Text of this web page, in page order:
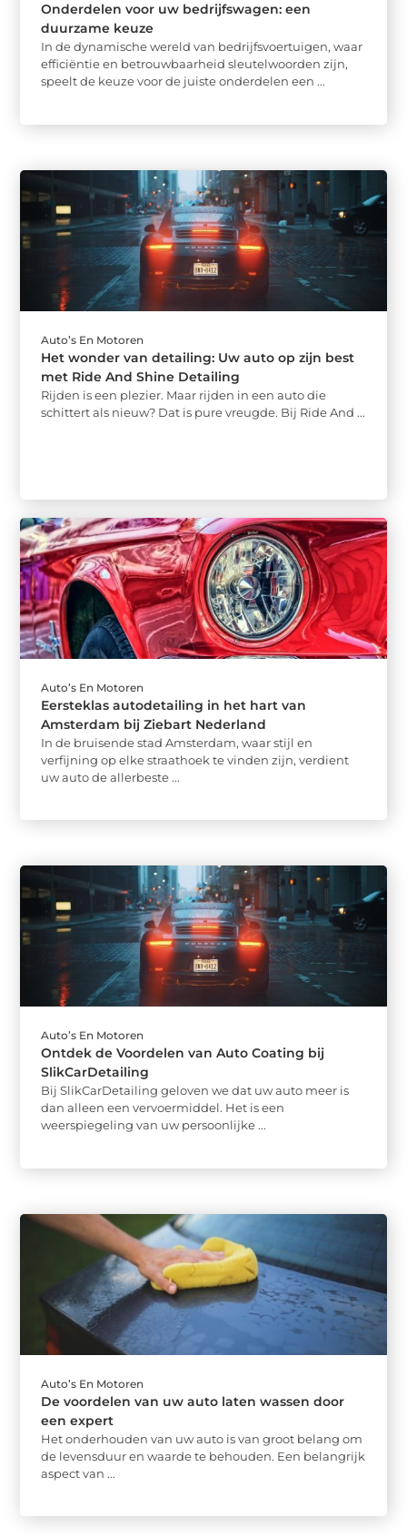
Onderdelen voor uw bedrijfswagen: een
duurzame keuze
In de dynamische wereld van bedrijfsvoertuigen, waar
efficiëntie en betrouwbaarheid sleutelwoorden zijn,
speelt de keuze voor de juiste onderdelen een ...
Auto’s En Motoren
Het wonder van detailing: Uw auto op zijn best
met Ride And Shine Detailing
Rijden is een plezier. Maar rijden in een auto die
schittert als nieuw? Dat is pure vreugde. Bij Ride And ...
Auto’s En Motoren
Eersteklas autodetailing in het hart van
Amsterdam bij Ziebart Nederland
In de bruisende stad Amsterdam, waar stijl en
verfijning op elke straathoek te vinden zijn, verdient
uw auto de allerbeste ...
Auto’s En Motoren
Ontdek de Voordelen van Auto Coating bij
SlikCarDetailing
Bij SlikCarDetailing geloven we dat uw auto meer is
dan alleen een vervoermiddel. Het is een
weerspiegeling van uw persoonlijke ...
Auto’s En Motoren
De voordelen van uw auto laten wassen door
een expert
Het onderhouden van uw auto is van groot belang om
de levensduur en waarde te behouden. Een belangrijk
aspect van ...